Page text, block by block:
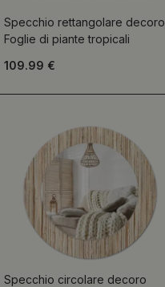
Specchio rettangolare decoro
Foglie di piante tropicali
109.99 €
Specchio circolare decoro